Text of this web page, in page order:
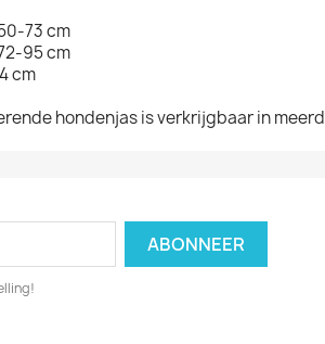
73 cm
95 cm
cm
hondenjas is verkrijgbaar in